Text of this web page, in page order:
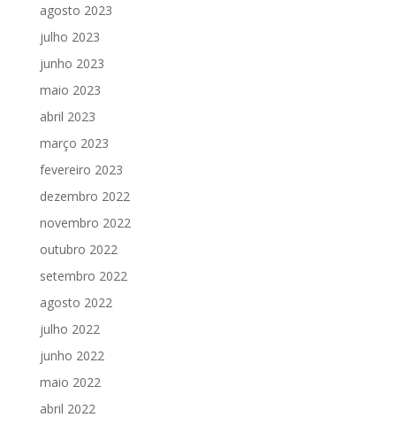
agosto 2023
julho 2023
junho 2023
maio 2023
abril 2023
março 2023
fevereiro 2023
dezembro 2022
novembro 2022
outubro 2022
setembro 2022
agosto 2022
julho 2022
junho 2022
maio 2022
abril 2022